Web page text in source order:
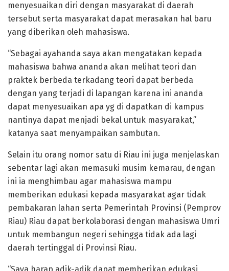
menyesuaikan diri dengan masyarakat di daerah
tersebut serta masyarakat dapat merasakan hal baru
yang diberikan oleh mahasiswa.
“Sebagai ayahanda saya akan mengatakan kepada
mahasiswa bahwa ananda akan melihat teori dan
praktek berbeda terkadang teori dapat berbeda
dengan yang terjadi di lapangan karena ini ananda
dapat menyesuaikan apa yg di dapatkan di kampus
nantinya dapat menjadi bekal untuk masyarakat,”
katanya saat menyampaikan sambutan.
Selain itu orang nomor satu di Riau ini juga menjelaskan
sebentar lagi akan memasuki musim kemarau, dengan
ini ia menghimbau agar mahasiswa mampu
memberikan edukasi kepada masyarakat agar tidak
pembakaran lahan serta Pemerintah Provinsi (Pemprov
Riau) Riau dapat berkolaborasi dengan mahasiswa Umri
untuk membangun negeri sehingga tidak ada lagi
daerah tertinggal di Provinsi Riau.